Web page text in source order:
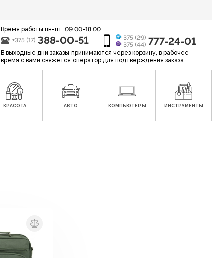
Время работы пн-пт: 09:00-18:00
+375 (17) 388-00-51
+375 (29)
+375 (44) 777-24-01
В выходные дни заказы принимаются через корзину, в рабочее
время с вами свяжется оператор для подтверждения заказа.
КРАСОТА АВТО КОМПЬЮТЕРЫ ИНСТРУМЕНТЫ